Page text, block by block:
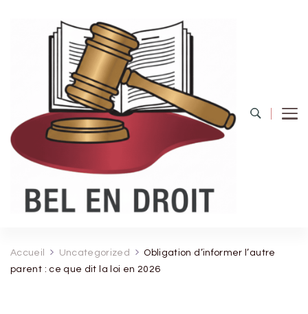
Accueil Uncategorized
Obligation d’informer l’autre
parent : ce que dit la loi en 2026